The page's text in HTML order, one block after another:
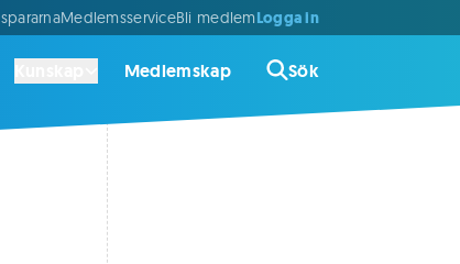
MedlemsserviceBli medlemLogga in
Medlemskap Sök